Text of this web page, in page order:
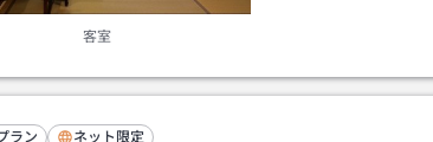
客室
ラン ネット限定